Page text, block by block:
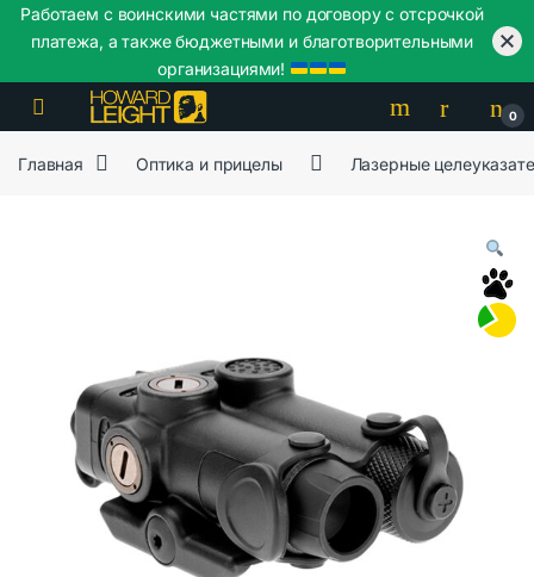
Skip to navigation
Skip to content
0
Главная Оптика и прицелы Лазерные
Работаем с воинскими частями по договору с отсрочкой
платежа, а также бюджетными и благотворительными
организациями!